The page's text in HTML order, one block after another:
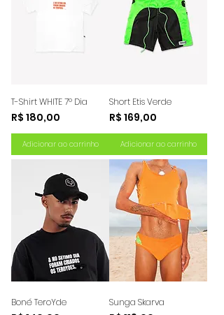
T-Shirt WHITE 7º Dia
Preço
R$ 180,00
Adicionar ao carrinho
Short Etis Verde
Preço
R$ 169,00
Adicionar ao carrinho
Boné TeroYde Sunga Skarva